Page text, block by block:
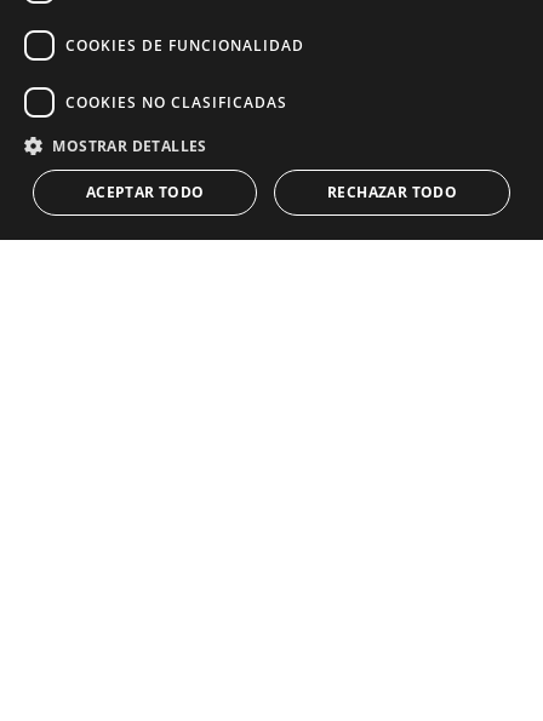
NAVEGACIÓN
Propiedades
Guías
Equipo
Blog
COLECCIÓN
Primera línea de playa
CONTACTO
COOKIES DE FUNCIONALIDAD
COOKIES NO CLASIFICADAS
MOSTRAR DETALLES
ACEPTAR TODO RECHAZAR TODO